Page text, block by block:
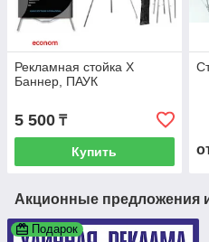
Рекламная стойка X
Баннер, ПАУК
5 500 ₸
Купить
Акционные предложения
Подарок